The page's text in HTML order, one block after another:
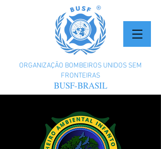
ORGANIZAÇÃO BOMBEIROS UNIDOS SEM
FRONTEIRAS
BUSF-BRASIL